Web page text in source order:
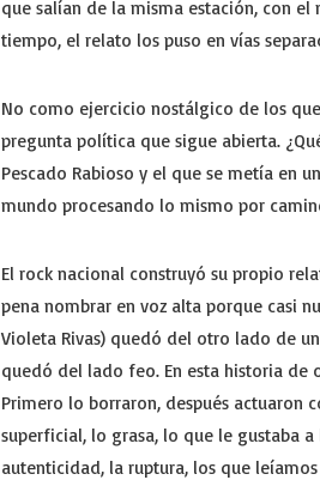
que salían de la misma estación, con
tiempo, el relato los puso en vías
No como ejercicio nostálgico de los
pregunta política que sigue abierta.
Pescado Rabioso y el que se metía en
mundo procesando lo mismo por
El rock nacional construyó su propio
pena nombrar en voz alta porque casi
Violeta Rivas) quedó del otro lado de
quedó del lado feo. En esta historia de
Primero lo borraron, después actuaron
superficial, lo grasa, lo que le gustaba
autenticidad, la ruptura, los que